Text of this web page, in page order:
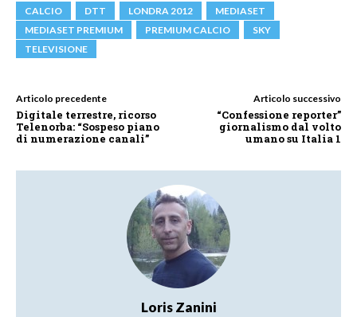
CALCIO DTT LONDRA 2012
MEDIASET
MEDIASET PREMIUM
PREMIUM CALCIO
SKY
TELEVISIONE
Articolo precedente
Digitale terrestre, ricorso
Telenorba: “Sospeso piano
di numerazione canali”
Articolo successivo
“Confessione reporter”
giornalismo dal volto
umano su Italia 1
Loris Zanini